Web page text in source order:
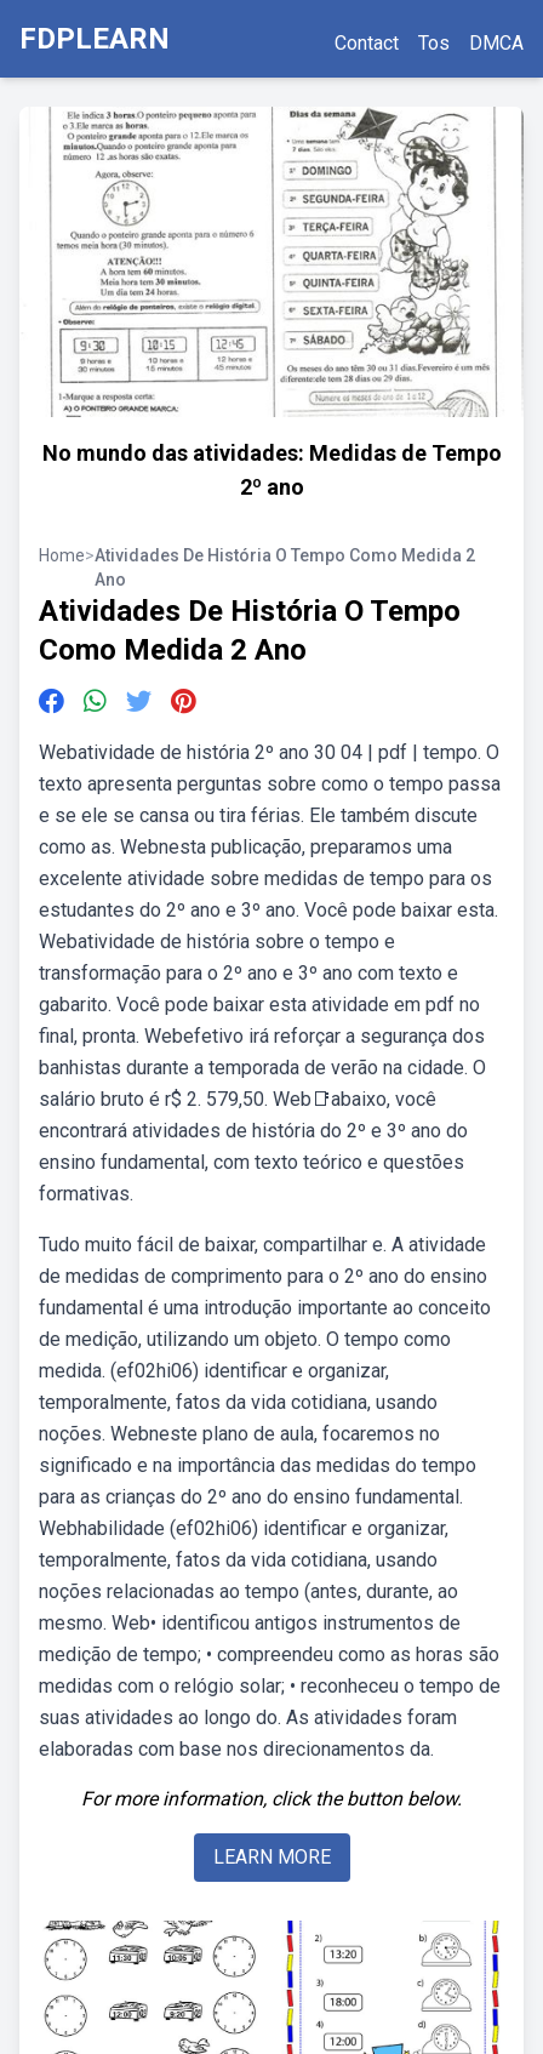
FDPLEARN Contact Tos DMCA
No mundo das atividades: Medidas de Tempo
2º ano
Home>Atividades De História O Tempo Como Medida 2
Ano
Atividades De História O Tempo
Como Medida 2 Ano
Webatividade de história 2º ano 30 04 | pdf | tempo. O
texto apresenta perguntas sobre como o tempo passa
e se ele se cansa ou tira férias. Ele também discute
como as. Webnesta publicação, preparamos uma
excelente atividade sobre medidas de tempo para os
estudantes do 2º ano e 3º ano. Você pode baixar esta.
Webatividade de história sobre o tempo e
transformação para o 2º ano e 3º ano com texto e
gabarito. Você pode baixar esta atividade em pdf no
final, pronta. Webefetivo irá reforçar a segurança dos
banhistas durante a temporada de verão na cidade. O
salário bruto é r$ 2. 579,50. Web📑abaixo, você
encontrará atividades de história do 2º e 3º ano do
ensino fundamental, com texto teórico e questões
formativas.
Tudo muito fácil de baixar, compartilhar e. A atividade
de medidas de comprimento para o 2º ano do ensino
fundamental é uma introdução importante ao conceito
de medição, utilizando um objeto. O tempo como
medida. (ef02hi06) identificar e organizar,
temporalmente, fatos da vida cotidiana, usando
noções. Webneste plano de aula, focaremos no
significado e na importância das medidas do tempo
para as crianças do 2º ano do ensino fundamental.
Webhabilidade (ef02hi06) identificar e organizar,
temporalmente, fatos da vida cotidiana, usando
noções relacionadas ao tempo (antes, durante, ao
mesmo. Web• identificou antigos instrumentos de
medição de tempo; • compreendeu como as horas são
medidas com o relógio solar; • reconheceu o tempo de
suas atividades ao longo do. As atividades foram
elaboradas com base nos direcionamentos da.
For more information, click the button below.
LEARN MORE